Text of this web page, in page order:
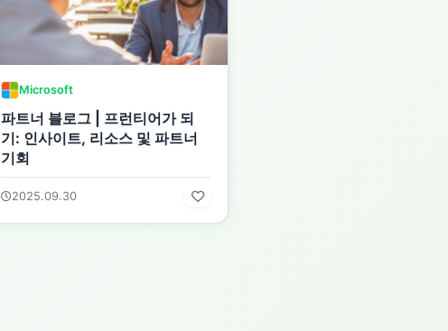
Microsoft
파트너 블로그 | 프런티어가 되
기: 인사이트, 리소스 및 파트너
기회
2025.09.30